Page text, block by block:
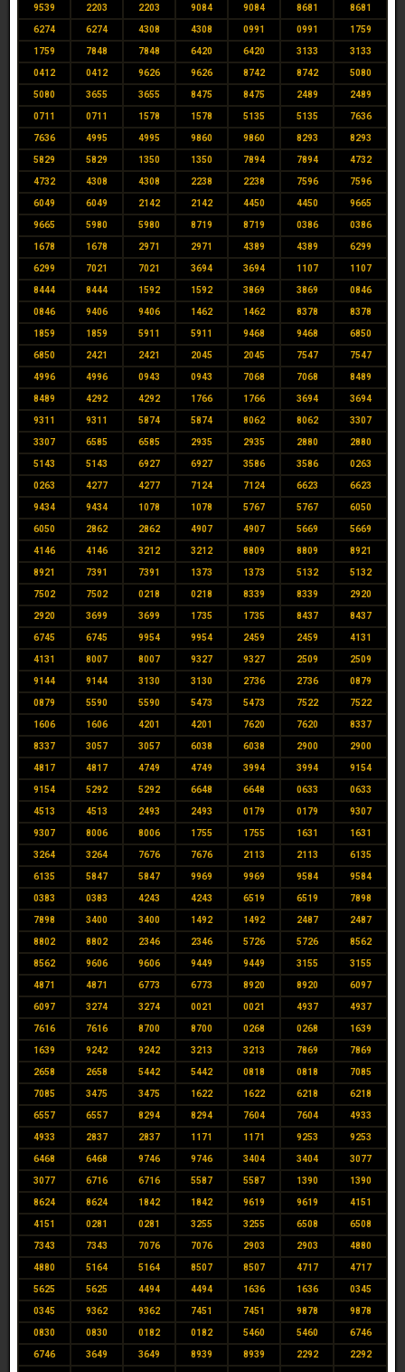
9539 2203 2203 9084 9084 8681 8681
6274 6274 4308 4308 0991 0991 1759
1759 7848 7848 6420 6420 3133 3133
0412 0412 9626 9626 8742 8742 5080
5080 3655 3655 8475 8475 2489 2489
0711 0711 1578 1578 5135 5135 7636
7636 4995 4995 9860 9860 8293 8293
5829 5829 1350 1350 7894 7894 4732
4732 4308 4308 2238 2238 7596 7596
6049 6049 2142 2142 4450 4450 9665
9665 5980 5980 8719 8719 0386 0386
1678 1678 2971 2971 4389 4389 6299
6299 7021 7021 3694 3694 1107 1107
8444 8444 1592 1592 3869 3869 0846
0846 9406 9406 1462 1462 8378 8378
1859 1859 5911 5911 9468 9468 6850
6850 2421 2421 2045 2045 7547 7547
4996 4996 0943 0943 7068 7068 8489
8489 4292 4292 1766 1766 3694 3694
9311 9311 5874 5874 8062 8062 3307
3307 6585 6585 2935 2935 2880 2880
5143 5143 6927 6927 3586 3586 0263
0263 4277 4277 7124 7124 6623 6623
9434 9434 1078 1078 5767 5767 6050
6050 2862 2862 4907 4907 5669 5669
4146 4146 3212 3212 8809 8809 8921
8921 7391 7391 1373 1373 5132 5132
7502 7502 0218 0218 8339 8339 2920
2920 3699 3699 1735 1735 8437 8437
6745 6745 9954 9954 2459 2459 4131
4131 8007 8007 9327 9327 2509 2509
9144 9144 3130 3130 2736 2736 0879
0879 5590 5590 5473 5473 7522 7522
1606 1606 4201 4201 7620 7620 8337
8337 3057 3057 6038 6038 2900 2900
4817 4817 4749 4749 3994 3994 9154
9154 5292 5292 6648 6648 0633 0633
4513 4513 2493 2493 0179 0179 9307
9307 8006 8006 1755 1755 1631 1631
3264 3264 7676 7676 2113 2113 6135
6135 5847 5847 9969 9969 9584 9584
0383 0383 4243 4243 6519 6519 7898
7898 3400 3400 1492 1492 2487 2487
8802 8802 2346 2346 5726 5726 8562
8562 9606 9606 9449 9449 3155 3155
4871 4871 6773 6773 8920 8920 6097
6097 3274 3274 0021 0021 4937 4937
7616 7616 8700 8700 0268 0268 1639
1639 9242 9242 3213 3213 7869 7869
2658 2658 5442 5442 0818 0818 7085
7085 3475 3475 1622 1622 6218 6218
6557 6557 8294 8294 7604 7604 4933
4933 2837 2837 1171 1171 9253 9253
6468 6468 9746 9746 3404 3404 3077
3077 6716 6716 5587 5587 1390 1390
8624 8624 1842 1842 9619 9619 4151
4151 0281 0281 3255 3255 6508 6508
7343 7343 7076 7076 2903 2903 4880
4880 5164 5164 8507 8507 4717 4717
5625 5625 4494 4494 1636 1636 0345
0345 9362 9362 7451 7451 9878 9878
0830 0830 0182 0182 5460 5460 6746
6746 3649 3649 8939 8939 2292 2292